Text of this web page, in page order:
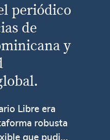
periódico
de
y
Libre era
robusta
que pudi...